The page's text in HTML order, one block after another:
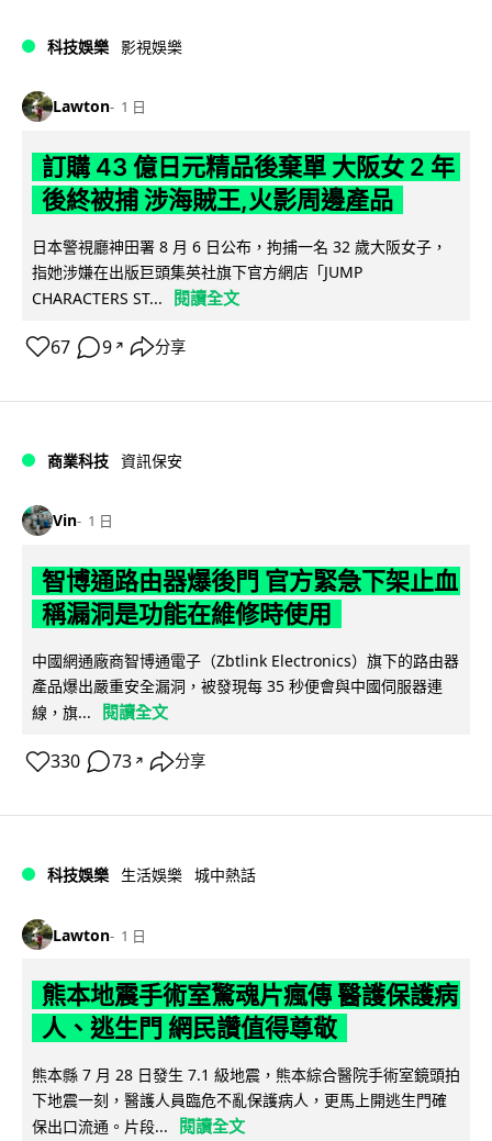
科技娛樂 影視娛樂
Lawton 1 日
訂購 43 億日元精品後棄單 大阪女 2 年
後終被捕 涉海賊王,火影周邊產品
日本警視廳神田署 8 月 6 日公布，拘捕一名 32 歲大阪女子，
指她涉嫌在出版巨頭集英社旗下官方網店「JUMP
CHARACTERS ST...
閱讀全文
67 9 ↗ 分享
商業科技 資訊保安
Vin 1 日
智博通路由器爆後門 官方緊急下架止血
稱漏洞是功能在維修時使用
中國網通廠商智博通電子（Zbtlink Electronics）旗下的路由器
產品爆出嚴重安全漏洞，被發現每 35 秒便會與中國伺服器連
線，旗...
閱讀全文
330 73 ↗ 分享
科技娛樂 生活娛樂 城中熱話
Lawton 1 日
熊本地震手術室驚魂片瘋傳 醫護保護病
人、逃生門 網民讚值得尊敬
熊本縣 7 月 28 日發生 7.1 級地震，熊本綜合醫院手術室鏡頭拍
下地震一刻，醫護人員臨危不亂保護病人，更馬上開逃生門確
保出口流通。片段...
閱讀全文